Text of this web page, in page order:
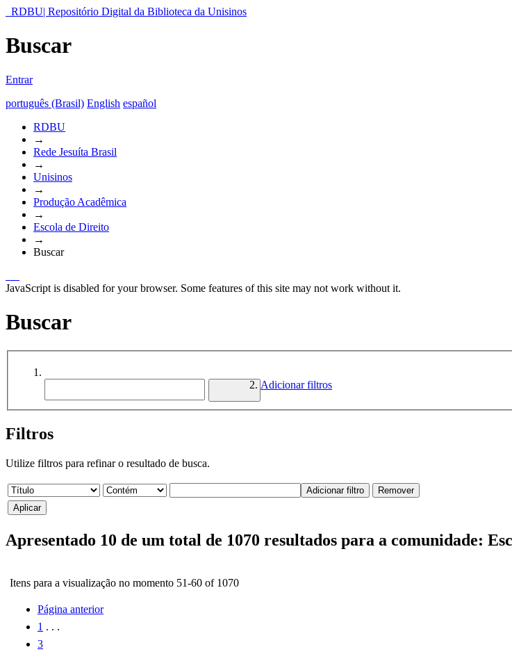
RDBU| Repositório Digital da Biblioteca da Unisinos
Buscar
Entrar
português (Brasil) English español
RDBU
→
Rede Jesuíta Brasil
→
Unisinos
→
Produção Acadêmica
→
Escola de Direito
→
Buscar
JavaScript is disabled for your browser. Some features of this site may not work without it.
Buscar
Adicionar filtros
Filtros
Utilize filtros para refinar o resultado de busca.
Apresentado 10 de um total de 1070 resultados para a comunidade:
Itens para a visualização no momento 51-60 of 1070
Página anterior
1 . . .
3